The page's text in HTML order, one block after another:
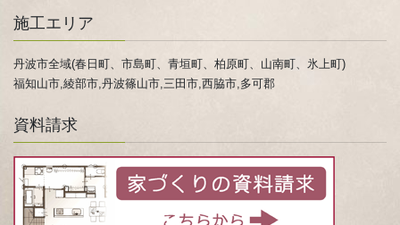
施工エリア
丹波市全域(春日町、市島町、青垣町、柏原町、山南町、氷上町)
福知山市,綾部市,丹波篠山市,三田市,西脇市,多可郡
資料請求